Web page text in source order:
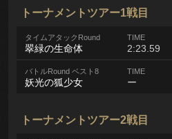
トーナメントツアー1戦目
タイムアタックRound
翠緑の生命体
TIME
2:23.59
バトルRound ベスト8
妖光の狐少女
TIME
ー
トーナメントツアー2戦目